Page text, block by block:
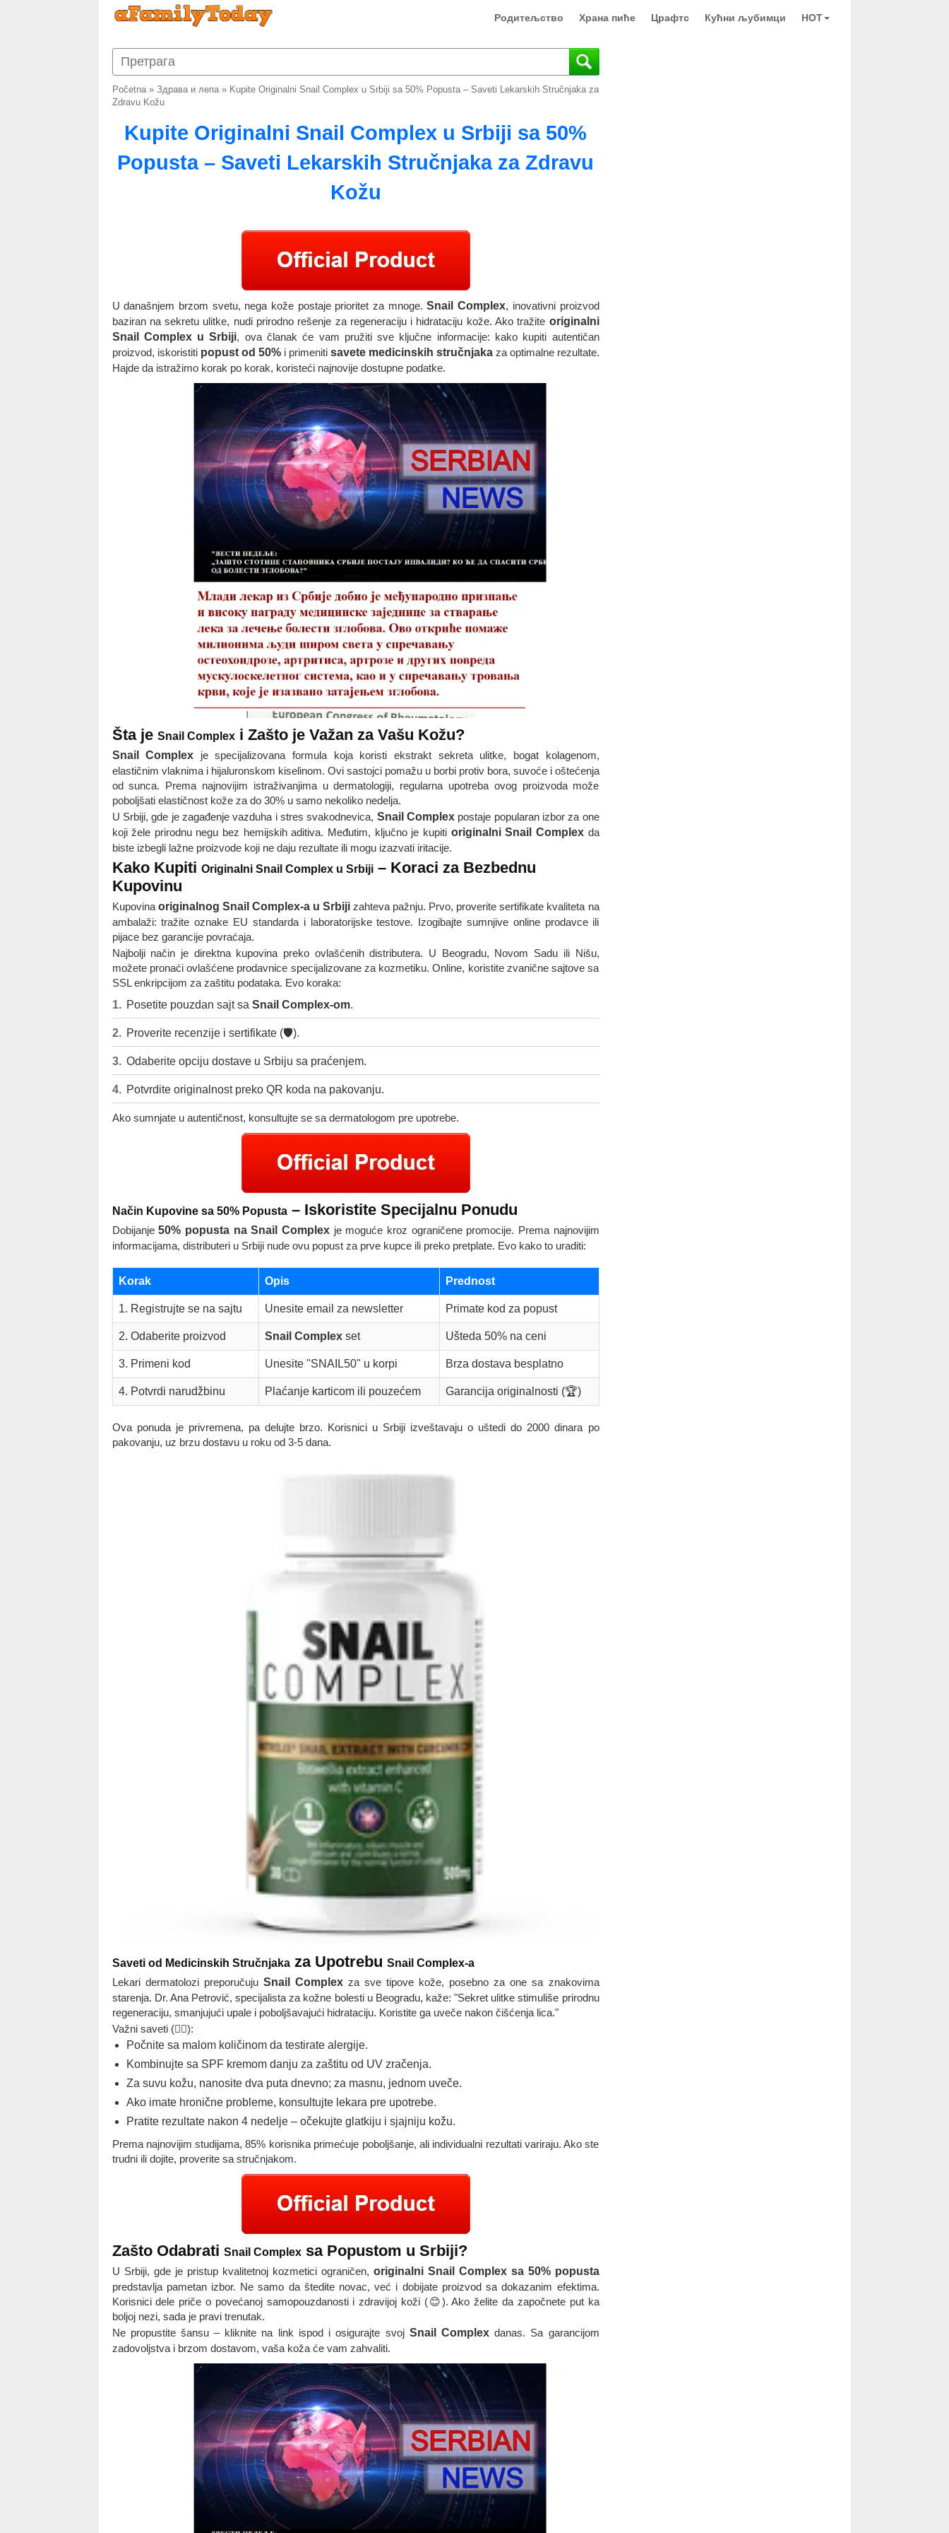
Родитељство Храна пиће Црафтс Кућни љубимци HOT
Početna» Здрава и лепа» Kupite Originalni Snail Complex u Srbiji sa 50% Popusta – Saveti Lekarskih Stručnjaka za
Zdravu Kožu
Kupite Originalni Snail Complex u Srbiji sa 50%
Popusta – Saveti Lekarskih Stručnjaka za Zdravu
Kožu
U današnjem brzom svetu, nega kože postaje prioritet za mnoge.Snail Complex, inovativni proizvod
baziran na sekretu ulitke, nudi prirodno rešenje za regeneraciju i hidrataciju kože. Ako tražite originalni
Snail Complex u Srbiji, ova članak će vam pružiti sve ključne informacije: kako kupiti autentičan
proizvod, iskoristiti popust od 50%i primeniti savete medicinskih stručnjakaza optimalne rezultate.
Hajde da istražimo korak po korak, koristeći najnovije dostupne podatke.
Šta je Snail Complexi Zašto je Važan za Vašu Kožu?
Snail Complex je specijalizovana formula koja koristi ekstrakt sekreta ulitke, bogat kolagenom,
elastičnim vlaknima i hijaluronskom kiselinom. Ovi sastojci pomažu u borbi protiv bora, suvoće i oštećenja
od sunca. Prema najnovijim istraživanjima u dermatologiji, regularna upotreba ovog proizvoda može
poboljšati elastičnost kože za do 30% u samo nekoliko nedelja.
U Srbiji, gde je zagađenje vazduha i stres svakodnevica, Snail Complexpostaje popularan izbor za one
koji žele prirodnu negu bez hemijskih aditiva. Međutim, ključno je kupiti originalni Snail Complexda
biste izbegli lažne proizvode koji ne daju rezultate ili mogu izazvati iritacije.
Kako Kupiti Originalni Snail Complex u Srbiji– Koraci za Bezbednu
Kupovinu
Kupovina originalnog Snail Complex-a u Srbijizahteva pažnju. Prvo, proverite sertifikate kvaliteta na
ambalaži: tražite oznake EU standarda i laboratorijske testove. Izogibajte sumnjive online prodavce ili
pijace bez garancije povraćaja.
Najbolji način je direktna kupovina preko ovlašćenih distributera. U Beogradu, Novom Sadu ili Nišu,
možete pronaći ovlašćene prodavnice specijalizovane za kozmetiku. Online, koristite zvanične sajtove sa
SSL enkripcijom za zaštitu podataka. Evo koraka:
Posetite pouzdan sajt sa Snail Complex-om.
Proverite recenzije i sertifikate (🛡️).
Odaberite opciju dostave u Srbiju sa praćenjem.
Potvrdite originalnost preko QR koda na pakovanju.
Ako sumnjate u autentičnost, konsultujte se sa dermatologom pre upotrebe.
Način Kupovine sa 50% Popusta– Iskoristite Specijalnu Ponudu
Dobijanje50% popusta na Snail Complexje moguće kroz ograničene promocije. Prema najnovijim
informacijama, distributeri u Srbiji nude ovu popust za prve kupce ili preko pretplate. Evo kako to uraditi:
Korak Opis Prednost
1. Registrujte se na sajtu Unesite email za newsletter Primate kod za popust
2. Odaberite proizvod Snail Complexset Ušteda 50% na ceni
3. Primeni kod Unesite "SNAIL50" u korpi Brza dostava besplatno
4. Potvrdi narudžbinu Plaćanje karticom ili pouzećem Garancija originalnosti (🏆)
Ova ponuda je privremena, pa delujte brzo. Korisnici u Srbiji izveštavaju o uštedi do 2000 dinara po
pakovanju, uz brzu dostavu u roku od 3-5 dana.
Saveti od Medicinskih Stručnjakaza Upotrebu Snail Complex-a
Lekari dermatolozi preporučuju Snail Complexza sve tipove kože, posebno za one sa znakovima
starenja. Dr. Ana Petrović, specijalista za kožne bolesti u Beogradu, kaže: "Sekret ulitke stimuliše prirodnu
regeneraciju, smanjujući upale i poboljšavajući hidrataciju. Koristite ga uveče nakon čišćenja lica."
Važni saveti (👩‍⚕️):
Počnite sa malom količinom da testirate alergije.
Kombinujte sa SPF kremom danju za zaštitu od UV zračenja.
Za suvu kožu, nanosite dva puta dnevno; za masnu, jednom uveče.
Ako imate hronične probleme, konsultujte lekara pre upotrebe.
Pratite rezultate nakon 4 nedelje – očekujte glatkiju i sjajniju kožu.
Prema najnovijim studijama, 85% korisnika primećuje poboljšanje, ali individualni rezultati variraju. Ako ste
trudni ili dojite, proverite sa stručnjakom.
Zašto Odabrati Snail Complexsa Popustom u Srbiji?
U Srbiji, gde je pristup kvalitetnoj kozmetici ograničen, originalni Snail Complex sa 50% popusta
predstavlja pametan izbor. Ne samo da štedite novac, već i dobijate proizvod sa dokazanim efektima.
Korisnici dele priče o povećanoj samopouzdanosti i zdravijoj koži (😊). Ako želite da započnete put ka
boljoj nezi, sada je pravi trenutak.
Ne propustite šansu – kliknite na link ispod i osigurajte svoj Snail Complexdanas. Sa garancijom
zadovoljstva i brzom dostavom, vaša koža će vam zahvaliti.